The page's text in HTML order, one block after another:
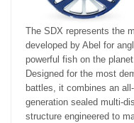
The SDX represents the
developed by Abel for
powerful fish on the
Designed for the most
battles, it combines an
generation sealed multi-
structure engineered to